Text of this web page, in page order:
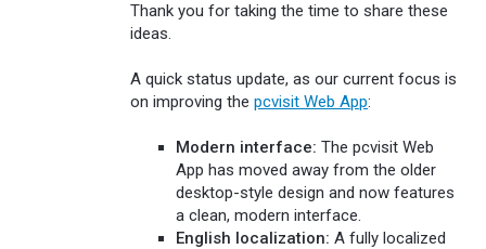
Thank you for taking the time to share these
ideas.
A quick status update, as our current focus is
on improving the pcvisit Web App:
Modern interface: The pcvisit Web
App has moved away from the older
desktop-style design and now features
a clean, modern interface.
English localization: A fully localized